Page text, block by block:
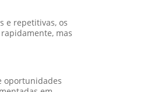
e repetitivas, os
mas
oportunidades